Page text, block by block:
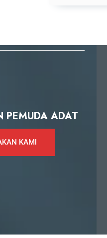
PEMUDA ADAT
KAMI